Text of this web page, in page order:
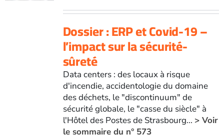
Dossier : ERP et Covid-19 –
l’impact sur la sécurité-
sûreté
Data centers : des locaux à risque
d'incendie, accidentologie du domaine
des déchets, le "discontinuum" de
sécurité globale, le "casse du siècle" à
l'Hôtel des Postes de Strasbourg... > Voir
le sommaire du n° 573